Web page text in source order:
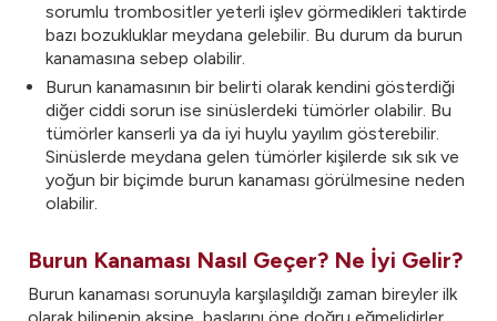
sorumlu trombositler yeterli işlev görmedikleri taktirde
bazı bozukluklar meydana gelebilir. Bu durum da burun
kanamasına sebep olabilir.
Burun kanamasının bir belirti olarak kendini gösterdiği
diğer ciddi sorun ise sinüslerdeki tümörler olabilir. Bu
tümörler kanserli ya da iyi huylu yayılım gösterebilir.
Sinüslerde meydana gelen tümörler kişilerde sık sık ve
yoğun bir biçimde burun kanaması görülmesine neden
olabilir.
Burun Kanaması Nasıl Geçer? Ne İyi Gelir?
Burun kanaması sorunuyla karşılaşıldığı zaman bireyler ilk